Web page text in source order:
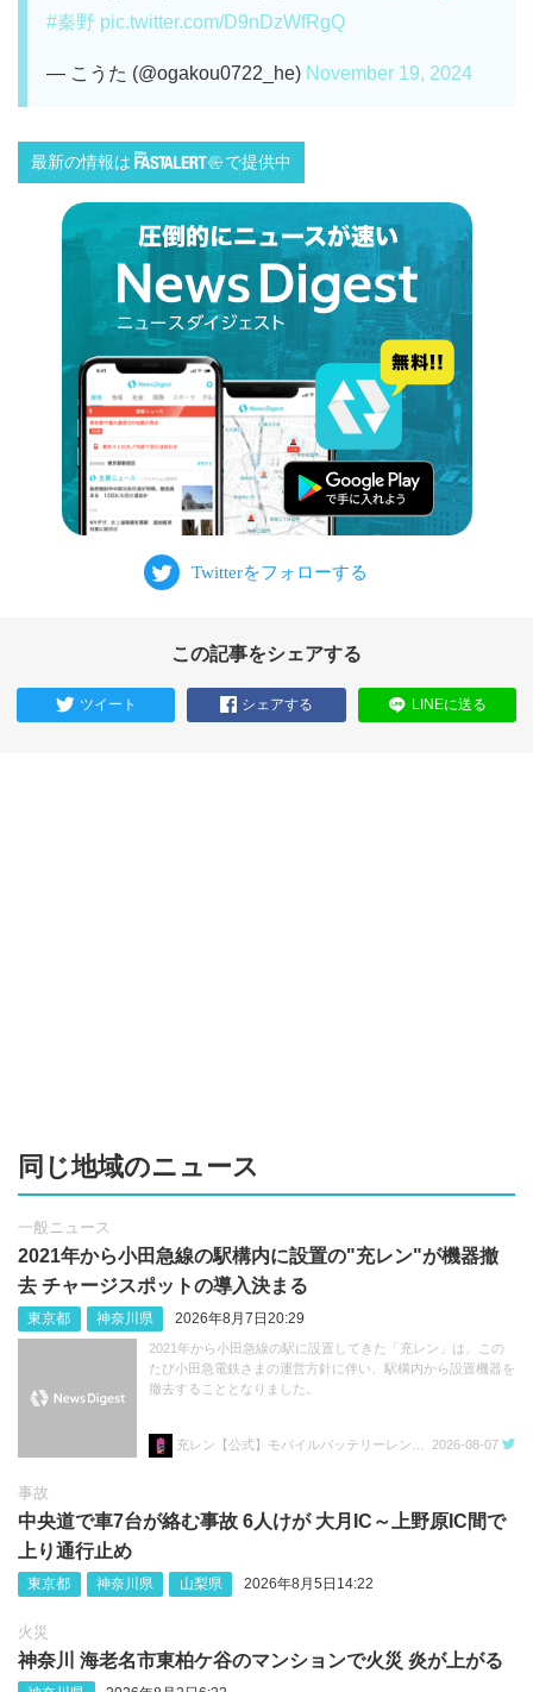
#秦野 pic.twitter.com/D9nDzWfRgQ
— こうた (@ogakou0722_he) November 19, 2024
最新の情報は で提供中
この記事をシェアする
ツイート シェアする LINEに送る
同じ地域のニュース
一般ニュース
2021年から小田急線の駅構内に設置の"充レン"が機器撤
去 チャージスポットの導入決まる
東京都 神奈川県 2026年8月7日20:29
2021年から小田急線の駅に設置してきた「充レン」は、この
たび小田急電鉄さまの運営方針に伴い、駅構内から設置機器を
撤去することとなりました。
2026-08-07
事故
中央道で車7台が絡む事故 6人けが 大月IC～上野原IC間で
上り通行止め
東京都 神奈川県 山梨県 2026年8月5日14:22
火災
神奈川 海老名市東柏ケ谷のマンションで火災 炎が上がる